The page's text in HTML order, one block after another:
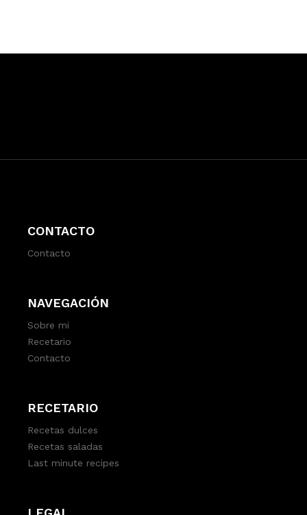
CONTACTO
Contacto
NAVEGACIÓN
Sobre mi
Recetario
Contacto
RECETARIO
Recetas dulces
Recetas saladas
Last minute recipes